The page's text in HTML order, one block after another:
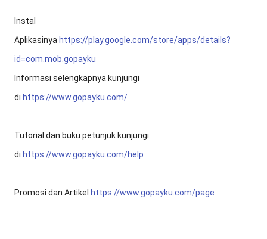
Instal
Aplikasinya https://play.google.com/store/apps/details?
id=com.mob.gopayku
Informasi selengkapnya kunjungi
di https://www.gopayku.com/
Tutorial dan buku petunjuk kunjungi
di https://www.gopayku.com/help
Promosi dan Artikel https://www.gopayku.com/page